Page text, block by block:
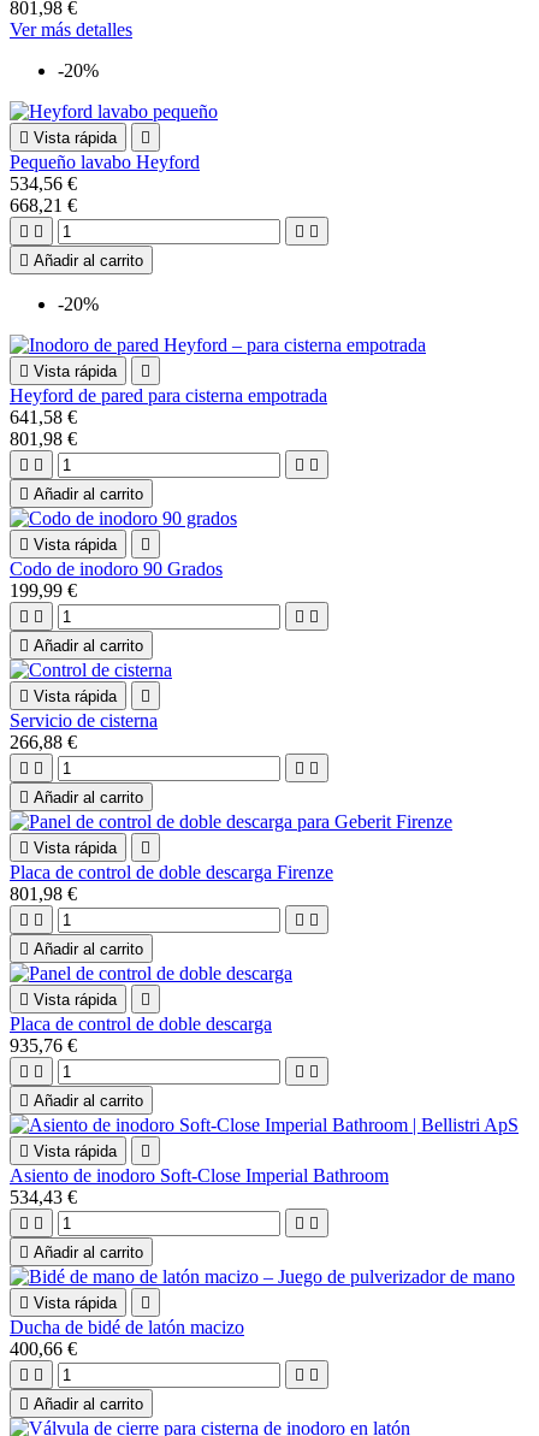
801,98 €
Ver más detalles
-20%
 Vista rápida 
Pequeño lavabo Heyford
534,56 €
668,21 €
   
 Añadir al carrito
-20%
 Vista rápida 
Heyford de pared para cisterna empotrada
641,58 €
801,98 €
   
 Añadir al carrito
 Vista rápida 
Codo de inodoro 90 Grados
199,99 €
   
 Añadir al carrito
 Vista rápida 
Servicio de cisterna
266,88 €
   
 Añadir al carrito
 Vista rápida 
Placa de control de doble descarga Firenze
801,98 €
   
 Añadir al carrito
 Vista rápida 
Placa de control de doble descarga
935,76 €
   
 Añadir al carrito
 Vista rápida 
Asiento de inodoro Soft-Close Imperial Bathroom
534,43 €
   
 Añadir al carrito
 Vista rápida 
Ducha de bidé de latón macizo
400,66 €
   
 Añadir al carrito